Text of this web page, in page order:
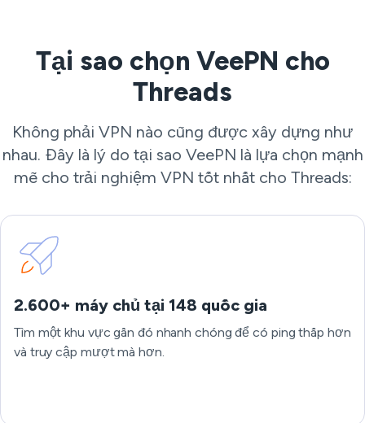
Tại sao chọn VeePN cho
Threads
Không phải VPN nào cũng được xây dựng như
nhau. Đây là lý do tại sao VeePN là lựa chọn mạnh
mẽ cho trải nghiệm VPN tốt nhất cho Threads:
2.600+ máy chủ tại 148 quốc gia
Tìm một khu vực gần đó nhanh chóng để có ping thấp hơn
và truy cập mượt mà hơn.